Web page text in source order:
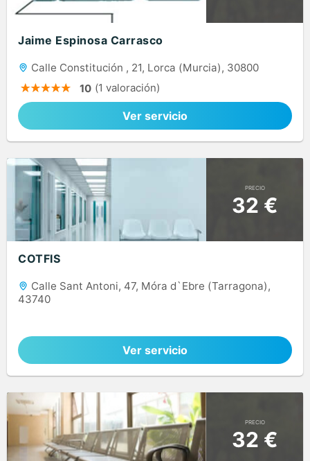
Jaime Espinosa Carrasco
Calle Constitución , 21, Lorca (Murcia), 30800
10 (1 valoración)
Ver servicio
PRECIO
32 €
COTFIS
Calle Sant Antoni, 47, Móra d`Ebre (Tarragona),
43740
Ver servicio
PRECIO
32 €